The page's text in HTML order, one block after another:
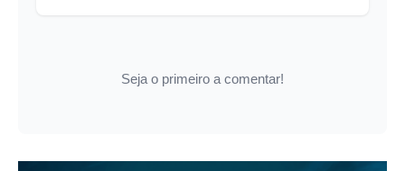
Seja o primeiro a comentar!